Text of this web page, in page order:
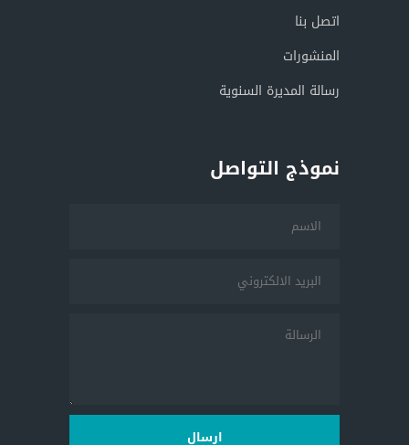
اتصل بنا
المنشورات
رسالة المديرة السنوية
نموذج التواصل
ارسال